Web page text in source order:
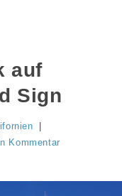
auf
Sign
Kommentar